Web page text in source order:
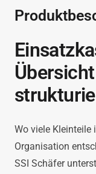
Menge
Wo viele Kleinteile
Organisation
SSI Schäfer